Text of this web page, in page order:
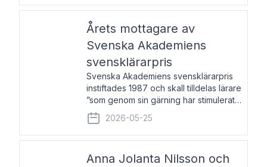
Prisbeloppet är 200 000 svenska
Årets mottagare av
Svenska Akademiens
svensklärarpris
Svenska Akademiens svensklärarpris
instiftades 1987 och skall tilldelas lärare
”som genom sin gärning har stimulerat
intresset hos unga människor för
svenska språket och litteraturen”.
Prisutdelning och samtal med
2026-05-25
Anna Jolanta Nilsson och